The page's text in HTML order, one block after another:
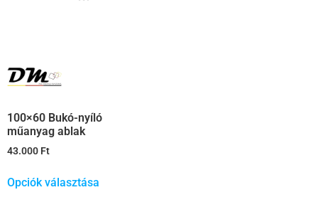
100×60 Bukó-nyíló
műanyag ablak
43.000 Ft
Opciók választása